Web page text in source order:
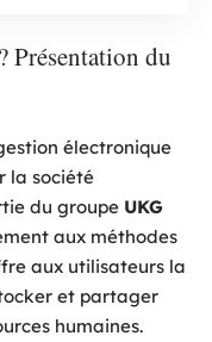
Présentation du
électronique
la société
du groupe UKG
aux méthodes
aux utilisateurs la
et partager
humaines.